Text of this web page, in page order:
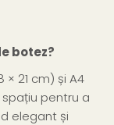
botez?
× 21 cm) și A4
spațiu pentru a
elegant și